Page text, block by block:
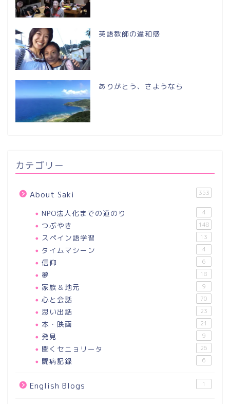
英語教師の違和感
ありがとう、さようなら
カテゴリー
About Saki 353
NPO法人化までの道のり 4
つぶやき 148
スペイン語学習 13
タイムマシーン 4
信仰 6
夢 18
家族＆地元 9
心と会話 70
思い出話 23
本・映画 21
発見 9
聞くセニョリータ 26
闘病記録 6
English Blogs 1